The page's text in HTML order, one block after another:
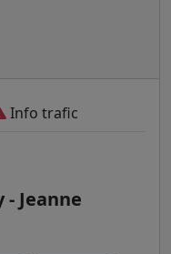
Info trafic
Jeanne